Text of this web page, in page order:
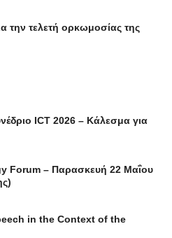
την τελετή ορκωμοσίας της
ICT 2026 – Κάλεσμα για
Forum – Παρασκευή 22 Μαΐου
in the Context of the